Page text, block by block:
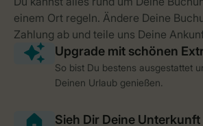
So bist Du bestens ausgestattet
Deinen Urlaub genießen.